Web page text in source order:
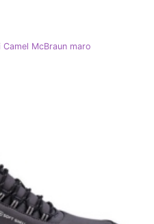
McBraun maro